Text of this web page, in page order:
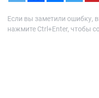
Если вы заметили ошибку,
нажмите Ctrl+Enter, чтобы